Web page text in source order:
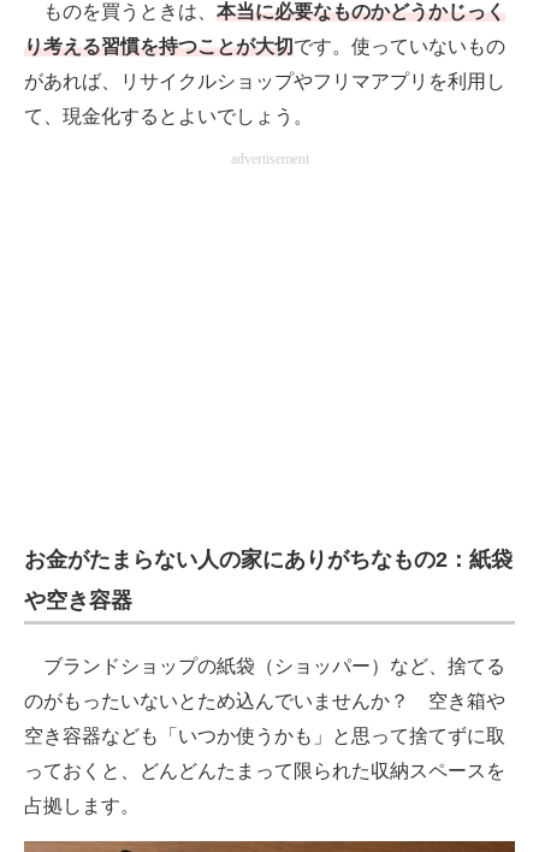
ものを買うときは、 本当に必要なものかどうかじっく
り考える習慣を持つことが大切です。使っていないもの
があれば、リサイクルショップやフリマアプリを利用し
て、現金化するとよいでしょう。
advertisement
お金がたまらない人の家にありがちなもの2：紙袋
や空き容器
ブランドショップの紙袋（ショッパー）など、捨てる
のがもったいないとため込んでいませんか？ 空き箱や
空き容器なども「いつか使うかも」と思って捨てずに取
っておくと、どんどんたまって限られた収納スペースを
占拠します。